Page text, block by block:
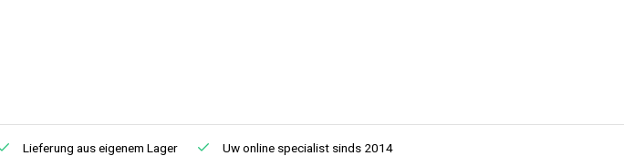
Lieferung aus eigenem Lager Uw online specialist sinds 2014